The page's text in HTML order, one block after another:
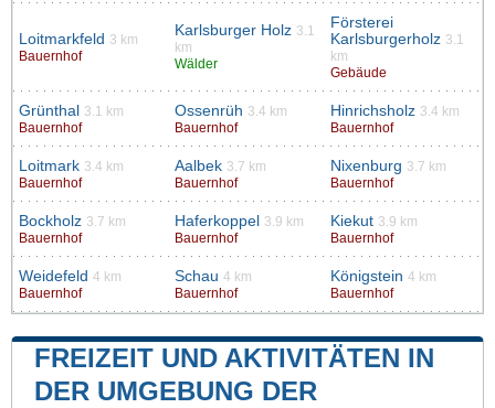
Loitmarkfeld 3 km
Bauernhof
Karlsburger Holz 3.1
km
Wälder
Försterei
Karlsburgerholz 3.1
km
Gebäude
Grünthal
3.1 km
Bauernhof
Ossenrüh 3.4 km
Bauernhof
Hinrichsholz 3.4 km
Bauernhof
Loitmark 3.4 km
Bauernhof
Aalbek 3.7 km
Bauernhof
Nixenburg 3.7 km
Bauernhof
Bockholz 3.7 km
Bauernhof
Haferkoppel
3.9 km
Bauernhof
Kiekut 3.9 km
Bauernhof
Weidefeld 4 km
Bauernhof
Schau 4 km
Bauernhof
Königstein 4 km
Bauernhof
FREIZEIT UND AKTIVITÄTEN IN
DER UMGEBUNG DER